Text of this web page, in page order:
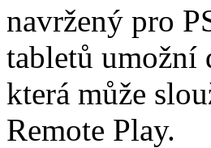
navržený pro
tabletů umožní
která může
Remote Play.